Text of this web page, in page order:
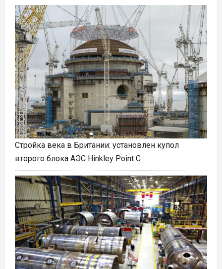
Стройка века в Британии: установлен купол
второго блока АЭС Hinkley Point C